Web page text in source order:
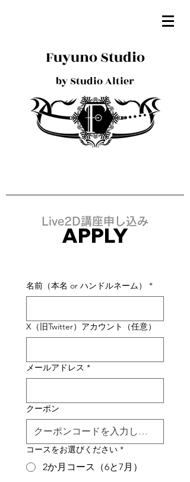
Fuyuno Studio
by Studio Altier
Live2D講座申し込み
APPLY
名前（本名 or ハンドルネーム） *
X（旧Twitter）アカウント（任意）
メールアドレス *
クーポン
コースをお選びください *
2か月コース（6と7月）